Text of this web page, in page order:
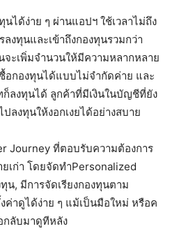
ได้ง่าย ๆ ผ่านแอปฯ ใช้เวลาไม่ถึง
งทุนและเข้าถึงกองทุนรวมกว่า
ะเพิ่มจำนวนให้มีความหลากหลาย
กองทุนได้แบบไม่จำกัดค่าย และ
ก็ลงทุนได้ ลูกค้าที่มีเงินในบัญชีที่ยัง
ลงทุนให้งอกเงยได้อย่างสบาย
Journey ที่ตอบรับความต้องการ
เก่า โดยจัดทำPersonalized
น, มีการจัดเรียงกองทุนตาม
ค่าดูได้ง่าย ๆ แม้เป็นมือใหม่ หรือค
กลับมาดูทีหลัง